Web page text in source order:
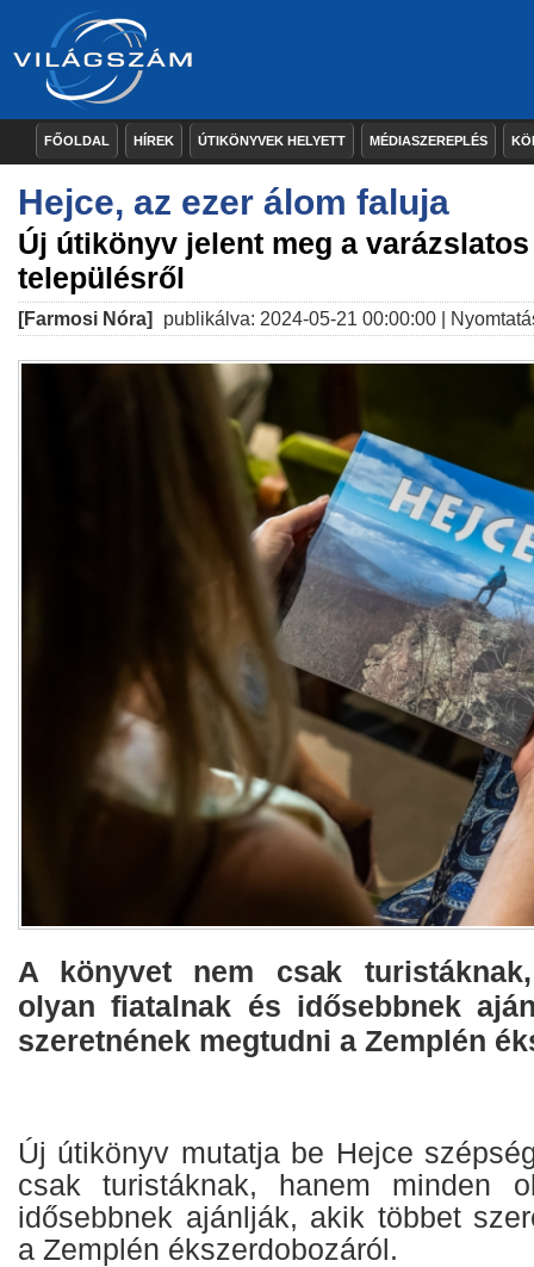
FŐOLDAL HÍREK ÚTIKÖNYVEK HELYETT MÉDIASZEREPLÉS
Hejce, az ezer álom faluja
Új útikönyv jelent meg a
településről
[Farmosi Nóra] publikálva: 2024-05-21 00:00:00 |
A könyvet nem csak
olyan fiatalnak és idősebbnek
szeretnének megtudni a Zemplén
Új útikönyv mutatja be Hejce
csak turistáknak, hanem minden
idősebbnek ajánlják, akik többet
a Zemplén ékszerdobozáról.